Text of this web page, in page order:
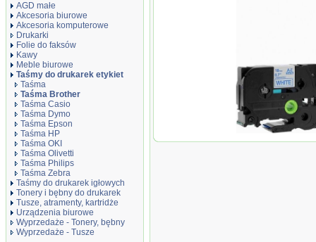
AGD małe
Akcesoria biurowe
Akcesoria komputerowe
Drukarki
Folie do faksów
Kawy
Meble biurowe
Taśmy do drukarek etykiet
Taśma
Taśma Brother
Taśma Casio
Taśma Dymo
Taśma Epson
Taśma HP
Taśma OKI
Taśma Olivetti
Taśma Philips
Taśma Zebra
Taśmy do drukarek igłowych
Tonery i bębny do drukarek
Tusze, atramenty, kartridże
Urządzenia biurowe
Wyprzedaże - Tonery, bębny
Wyprzedaże - Tusze
Taśma zamiennik